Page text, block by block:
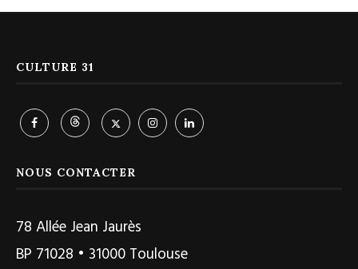
CULTURE 31
NOUS CONTACTER
78 Allée Jean Jaurès
BP 71028 • 31000 Toulouse